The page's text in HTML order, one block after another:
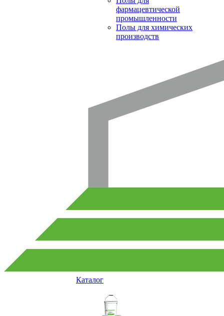
фармацевтической
промышленности
Полы для химических
производств
Каталог